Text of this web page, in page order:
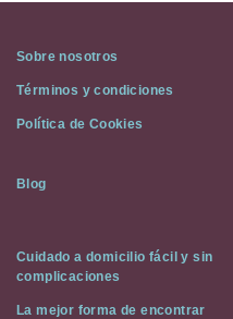
Sobre nosotros
Términos y condiciones
Política de Cookies
Blog
Cuidado a domicilio fácil y sin
complicaciones
La mejor forma de encontrar